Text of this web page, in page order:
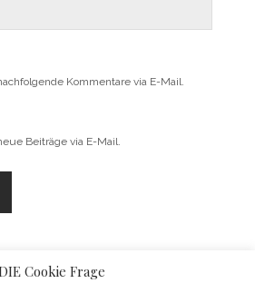
Kommentare via E-Mail.
Beiträge via E-Mail.
Cookie Frage